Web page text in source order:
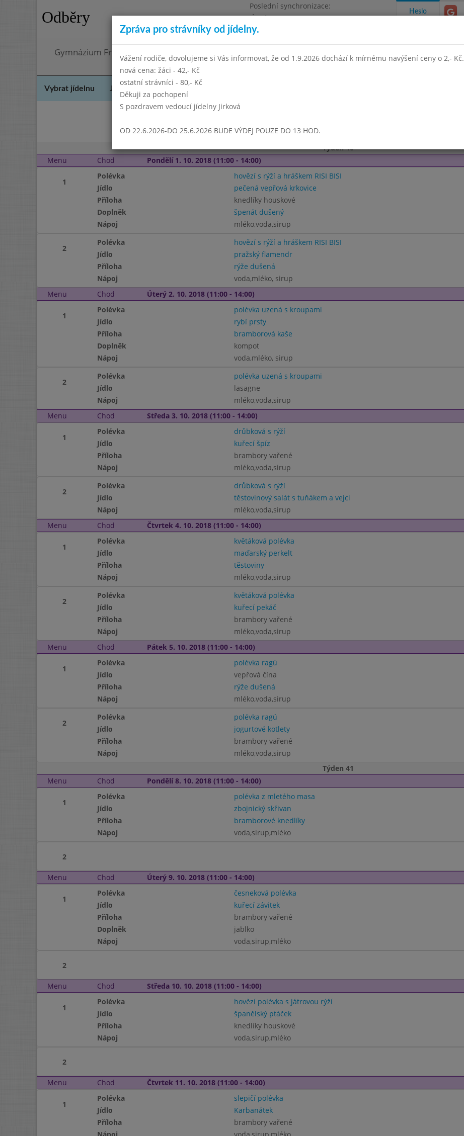
Odběry
Poslední synchronizace:
Úterý 21.7.2026 8:55
Omezení objednávek
Gymnázium Františka Palackého, Neratovice, Masarykova 450
Heslo
Vybrat jídelnu Jídelní lístek
Týden 40
Menu
Chod Pondělí 1. 10. 2018 (11:00 - 14:00)
1
Polévka hovězí s rýží a hráškem RISI BISI
Jídlo
pečená vepřová krkovice
Příloha
knedlíky houskové
Doplněk
špenát dušený
Nápoj
mléko,voda,sirup
2
Polévka hovězí s rýží a hráškem RISI BISI
Jídlo
pražský flamendr
Příloha
rýže dušená
Nápoj
voda,mléko, sirup
Menu
Chod Úterý 2. 10. 2018 (11:00 - 14:00)
1
Polévka polévka uzená s kroupami
Jídlo
rybí prsty
Příloha
bramborová kaše
Doplněk
kompot
Nápoj
voda,mléko, sirup
2
Polévka polévka uzená s kroupami
Jídlo
lasagne
Nápoj
mléko,voda,sirup
Menu
Chod Středa 3. 10. 2018 (11:00 - 14:00)
1
Polévka drůbková s rýží
Jídlo
kuřecí špíz
Příloha
brambory vařené
Nápoj
mléko,voda,sirup
2
Polévka drůbková s rýží
Jídlo
těstovinový salát s tuňákem a vejci
Nápoj
mléko,voda,sirup
Menu
Chod Čtvrtek 4. 10. 2018 (11:00 - 14:00)
1
Polévka květáková polévka
Jídlo
maďarský perkelt
Příloha
těstoviny
Nápoj
mléko,voda,sirup
2
Polévka květáková polévka
Jídlo
kuřecí pekáč
Příloha
brambory vařené
Nápoj
mléko,voda,sirup
Menu
Chod Pátek 5. 10. 2018 (11:00 - 14:00)
1
Polévka polévka ragú
Jídlo
vepřová čína
Příloha
rýže dušená
Nápoj
mléko,voda,sirup
2
Polévka polévka ragú
Jídlo
jogurtové kotlety
Příloha
brambory vařené
Nápoj
mléko,voda,sirup
Týden 41
Menu
Chod Pondělí 8. 10. 2018 (11:00 - 14:00)
1
Polévka polévka z mletého masa
Jídlo
zbojnický skřivan
Příloha
bramborové knedlíky
Nápoj
voda,sirup,mléko
2
Menu Chod Úterý 9. 10. 2018 (11:00 - 14:00)
1
Polévka česneková polévka
Jídlo
kuřecí závitek
Příloha
brambory vařené
Doplněk
jablko
Nápoj
voda,sirup,mléko
2
Menu Chod Středa 10. 10. 2018 (11:00 - 14:00)
1
Polévka hovězí polévka s játrovou rýží
Jídlo
španělský ptáček
Příloha
knedlíky houskové
Nápoj
voda,sirup,mléko
2
Menu Chod Čtvrtek 11. 10. 2018 (11:00 - 14:00)
1
Polévka slepičí polévka
Jídlo
Karbanátek
Příloha
brambory vařené
Zpráva pro strávníky od jídelny.
Vážení rodiče, dovolujeme si Vás informovat, že od 1.9.2026 dochází k mírnému navýšení ceny o 2,- Kč.
nová cena: žáci - 42,- Kč
ostatní strávníci - 80,- Kč
Děkuji za pochopení
S pozdravem vedoucí jídelny Jirková
OD 22.6.2026-DO 25.6.2026 BUDE VÝDEJ POUZE DO 13 HOD.